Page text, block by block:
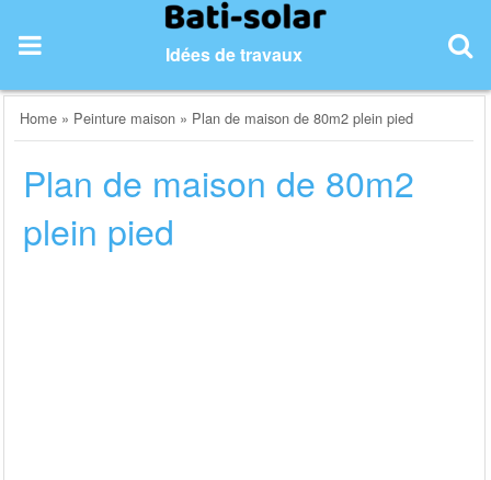
content
Idées de travaux
Home » Peinture maison » Plan de maison de 80m2 plein pied
Plan de maison de 80m2
plein pied